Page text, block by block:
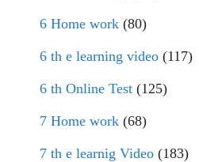
6 Home work (80)
6 th e learning video (117)
6 th Online Test (125)
7 Home work (68)
7 th e learnig Video (183)